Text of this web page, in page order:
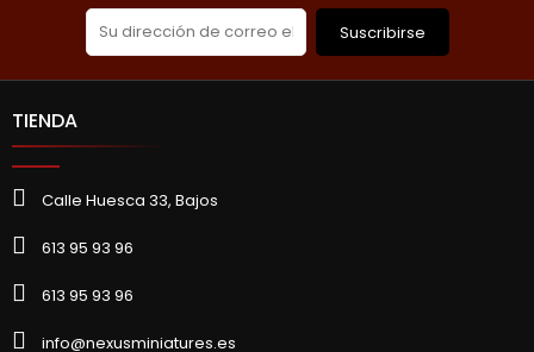
Suscribirse
TIENDA
Calle Huesca 33, Bajos
613 95 93 96
613 95 93 96
info@nexusminiatures.es